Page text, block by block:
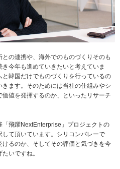
の連携や、海外でのものづくりそのも
今年も進めていきたいと考えていま
韓国だけでものづくりを行っているの
ます。そのためには当社の仕組みやシ
値を発揮するのか、といったリサーチ
飛躍NextEnterprise」プロジェクトの
して頂いています。シリコンバレーで
るのか、そしてその評価と気づきを今
いですね。